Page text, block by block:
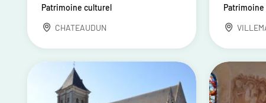
Patrimoine culturel
CHATEAUDUN